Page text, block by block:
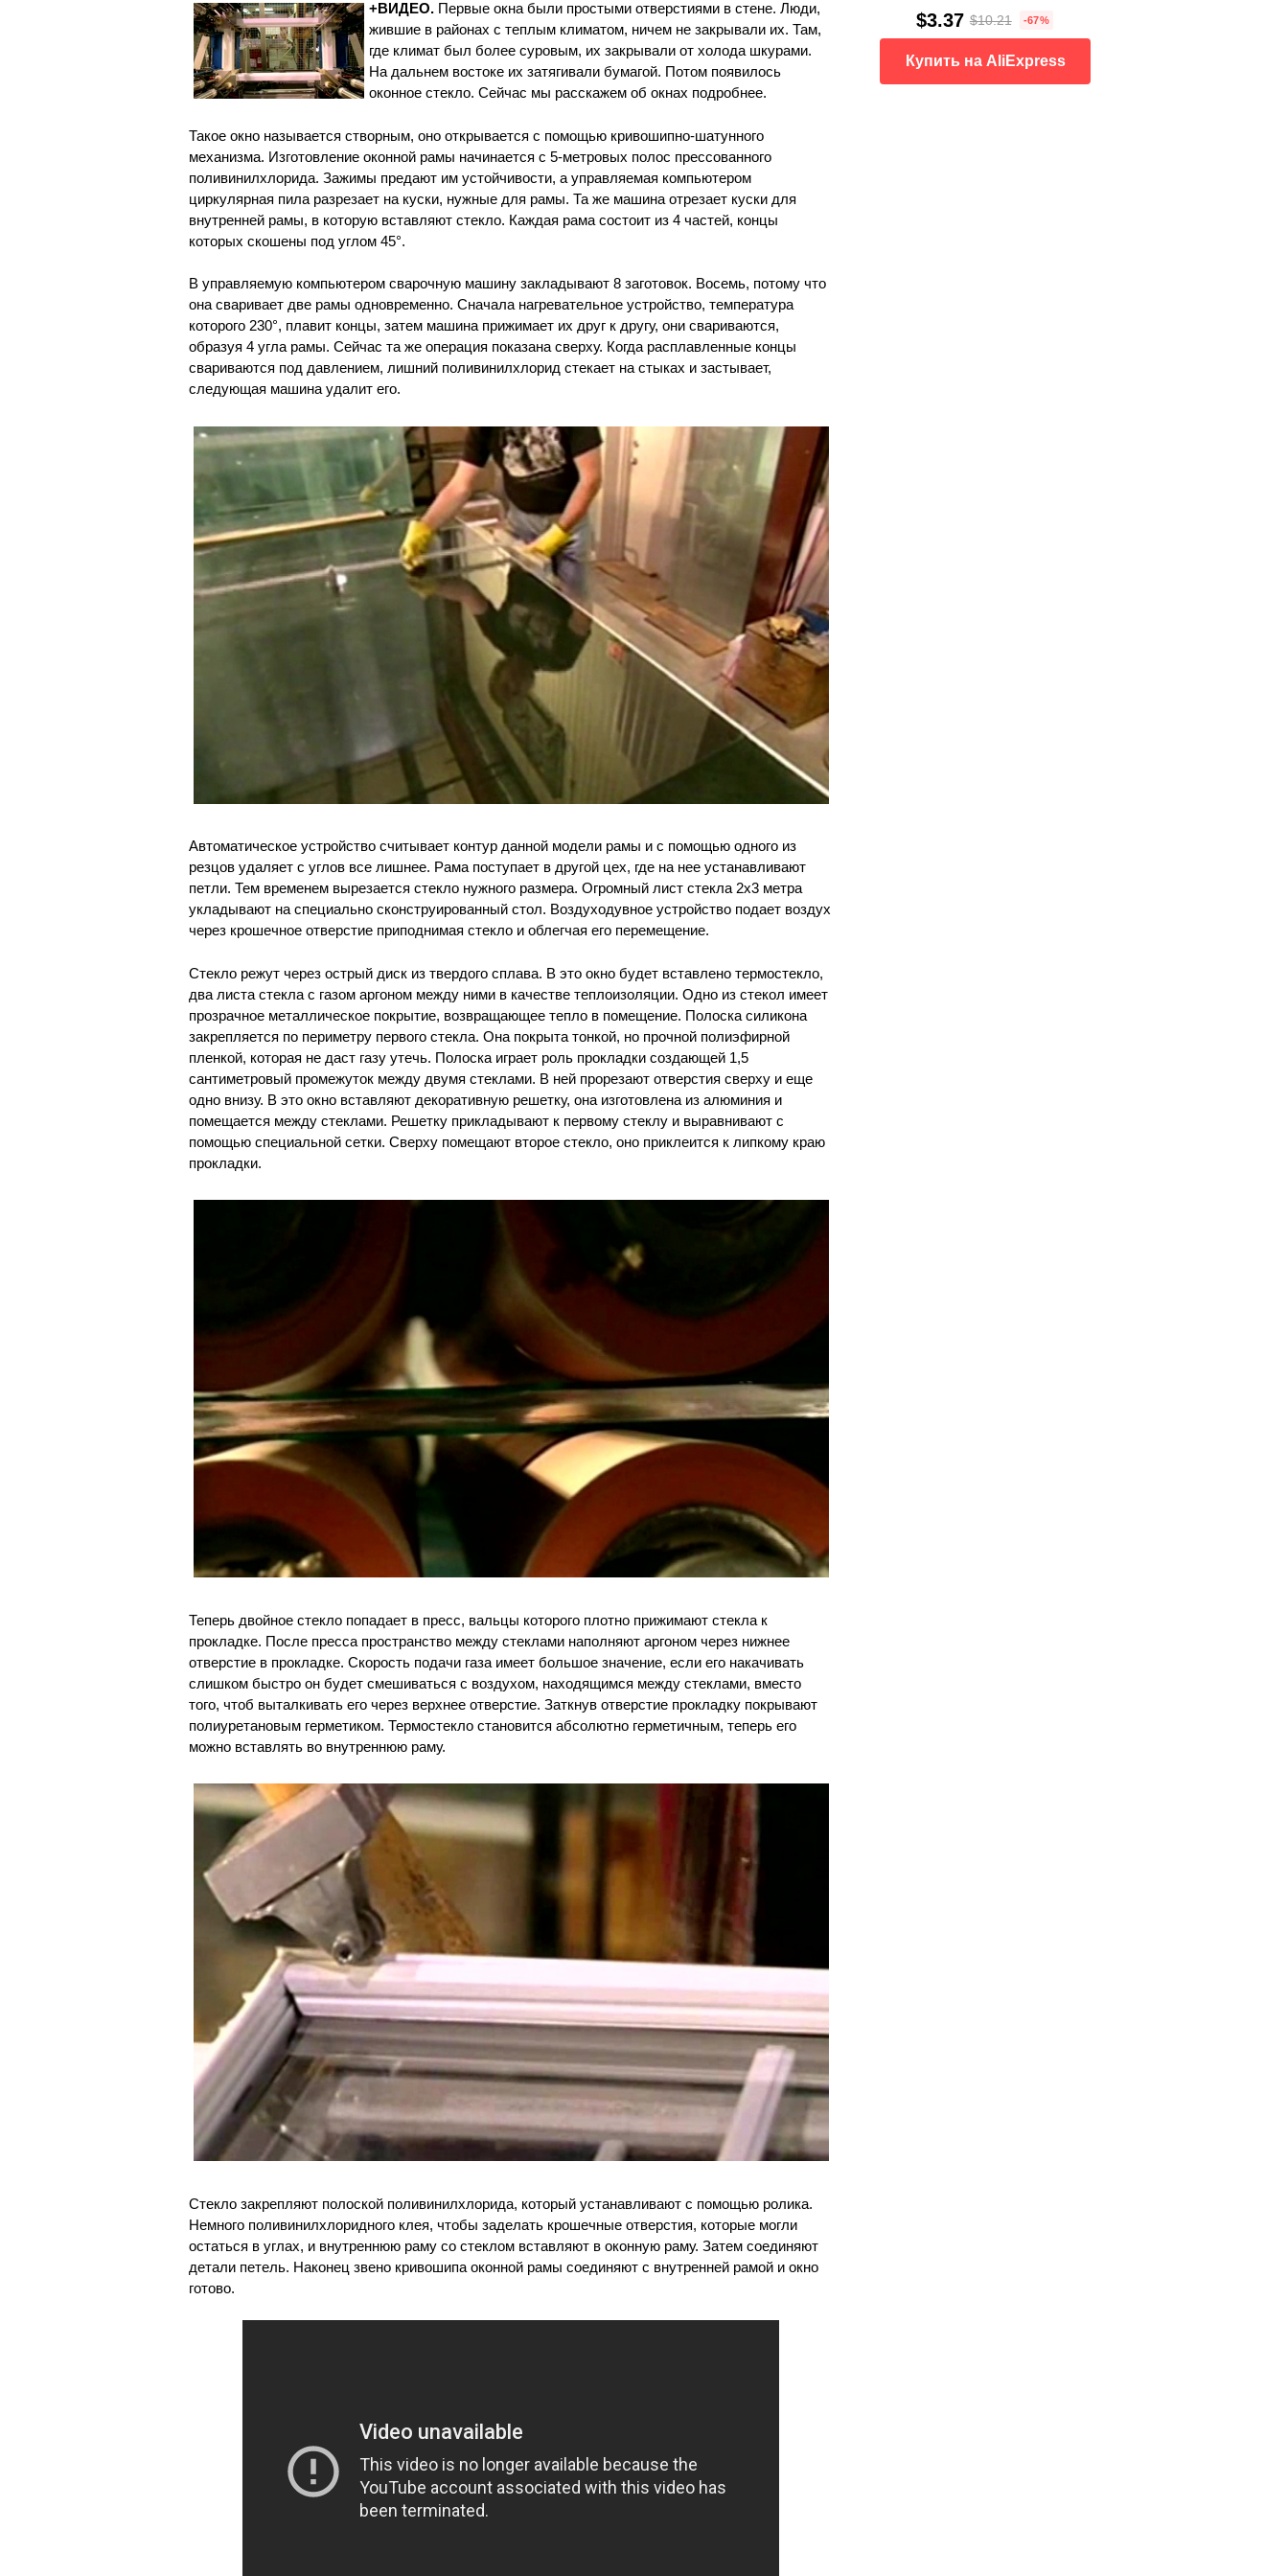
+ВИДЕО. Первые окна были простыми отверстиями в стене. Люди,
жившие в районах с теплым климатом, ничем не закрывали их. Там,
где климат был более суровым, их закрывали от холода шкурами.
На дальнем востоке их затягивали бумагой. Потом появилось
оконное стекло. Сейчас мы расскажем об окнах подробнее.
Такое окно называется створным, оно открывается с помощью кривошипно-шатунного
механизма. Изготовление оконной рамы начинается с 5-метровых полос прессованного
поливинилхлорида. Зажимы предают им устойчивости, а управляемая компьютером
циркулярная пила разрезает на куски, нужные для рамы. Та же машина отрезает куски для
внутренней рамы, в которую вставляют стекло. Каждая рама состоит из 4 частей, концы
которых скошены под углом 45°.
В управляемую компьютером сварочную машину закладывают 8 заготовок. Восемь, потому что
она сваривает две рамы одновременно. Сначала нагревательное устройство, температура
которого 230°, плавит концы, затем машина прижимает их друг к другу, они свариваются,
образуя 4 угла рамы. Сейчас та же операция показана сверху. Когда расплавленные концы
свариваются под давлением, лишний поливинилхлорид стекает на стыках и застывает,
следующая машина удалит его.
Автоматическое устройство считывает контур данной модели рамы и с помощью одного из
резцов удаляет с углов все лишнее. Рама поступает в другой цех, где на нее устанавливают
петли. Тем временем вырезается стекло нужного размера. Огромный лист стекла 2х3 метра
укладывают на специально сконструированный стол. Воздуходувное устройство подает воздух
через крошечное отверстие приподнимая стекло и облегчая его перемещение.
Стекло режут через острый диск из твердого сплава. В это окно будет вставлено термостекло,
два листа стекла с газом аргоном между ними в качестве теплоизоляции. Одно из стекол имеет
прозрачное металлическое покрытие, возвращающее тепло в помещение. Полоска силикона
закрепляется по периметру первого стекла. Она покрыта тонкой, но прочной полиэфирной
пленкой, которая не даст газу утечь. Полоска играет роль прокладки создающей 1,5
сантиметровый промежуток между двумя стеклами. В ней прорезают отверстия сверху и еще
одно внизу. В это окно вставляют декоративную решетку, она изготовлена из алюминия и
помещается между стеклами. Решетку прикладывают к первому стеклу и выравнивают с
помощью специальной сетки. Сверху помещают второе стекло, оно приклеится к липкому краю
прокладки.
Теперь двойное стекло попадает в пресс, вальцы которого плотно прижимают стекла к
прокладке. После пресса пространство между стеклами наполняют аргоном через нижнее
отверстие в прокладке. Скорость подачи газа имеет большое значение, если его накачивать
слишком быстро он будет смешиваться с воздухом, находящимся между стеклами, вместо
того, чтоб выталкивать его через верхнее отверстие. Заткнув отверстие прокладку покрывают
полиуретановым герметиком. Термостекло становится абсолютно герметичным, теперь его
можно вставлять во внутреннюю раму.
Стекло закрепляют полоской поливинилхлорида, который устанавливают с помощью ролика.
Немного поливинилхлоридного клея, чтобы заделать крошечные отверстия, которые могли
остаться в углах, и внутреннюю раму со стеклом вставляют в оконную раму. Затем соединяют
детали петель. Наконец звено кривошипа оконной рамы соединяют с внутренней рамой и окно
готово.
$3.37 $10.21 -67%
Купить на AliExpress